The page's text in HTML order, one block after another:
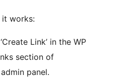
it works:
Link’ in the WP
section of
panel.